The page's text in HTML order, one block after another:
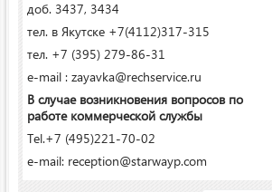
доб. 3437, 3434
тел. в Якутске +7(4112)317-315
тел. +7 (395) 279-86-31
e-mail : zayavka@rechservice.ru
В случае возникновения вопросов по
работе коммерческой службы
Tel.+7 (495)221-70-02
e-mail: reception@starwayp.com